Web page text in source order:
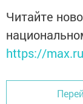
Читайте
https://